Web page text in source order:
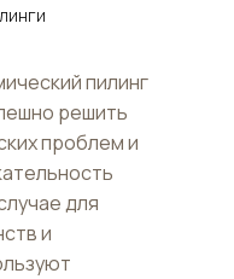
пилинг
решить
проблем и
для
и